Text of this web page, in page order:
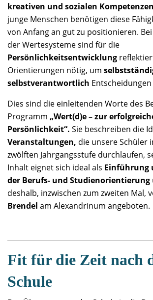
kreativen und sozialen
junge Menschen benötigen diese
von Anfang an gut zu positionieren.
der Wertesysteme sind für die
Persönlichkeitsentwicklung
Orientierungen nötig, um
selbstverantwortlich
Dies sind die einleitenden Worte des
Programm „Wert(d)e – zur
Persönlichkeit“. Sie beschreiben die
Veranstaltungen, die unsere Schüler
zwölften Jahrgangsstufe durchlaufen,
Inhalt eignet sich ideal als Einführung
der Berufs- und Studienorientierung
deshalb, inzwischen zum zweiten Mal,
Brendel am Alexandrinum angeboten.
Fit für die Zeit nach
Schule